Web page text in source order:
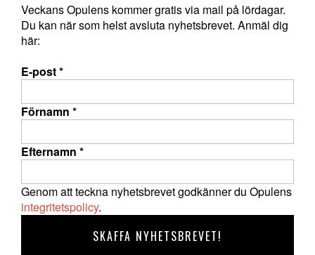
Veckans Opulens kommer gratis via mail på lördagar.
Du kan när som helst avsluta nyhetsbrevet. Anmäl dig
här:
E-post*
Förnamn *
Efternamn *
Genom att teckna nyhetsbrevet godkänner du Opulens
integritetspolicy.